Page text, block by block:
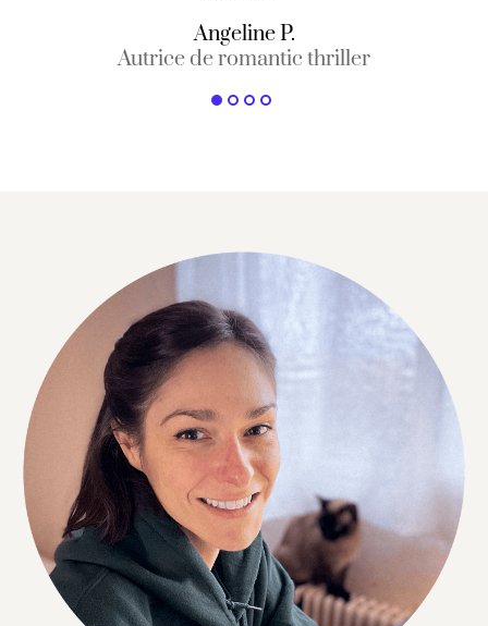
Angeline P.
Autrice de romantic thriller